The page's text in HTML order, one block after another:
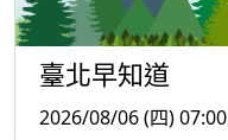
臺北早知道
2026/08/06 (四) 07:00